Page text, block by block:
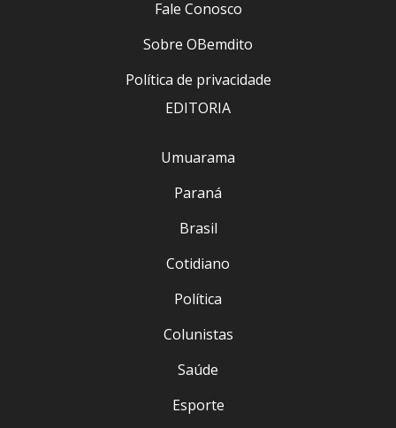
Fale Conosco
Sobre OBemdito
Política de privacidade
EDITORIA
Umuarama
Paraná
Brasil
Cotidiano
Política
Colunistas
Saúde
Esporte